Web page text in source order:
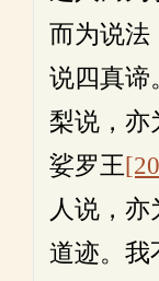
而为说法
说四真谛
梨说，亦
娑罗王
人说，亦
道迹。我